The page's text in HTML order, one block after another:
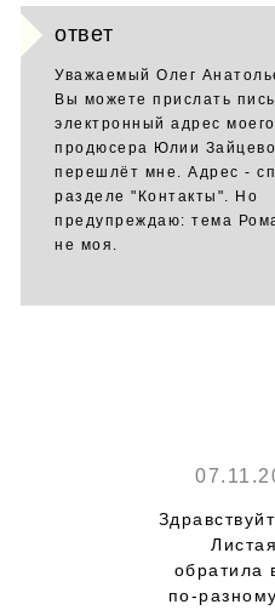
ответ
Уважаемый Олег
Вы можете прислать
электронный адрес моего
продюсера Юлии
перешлёт мне. Адрес -
разделе "Контакты". Но
предупреждаю: тема
не моя.
обратила
по-